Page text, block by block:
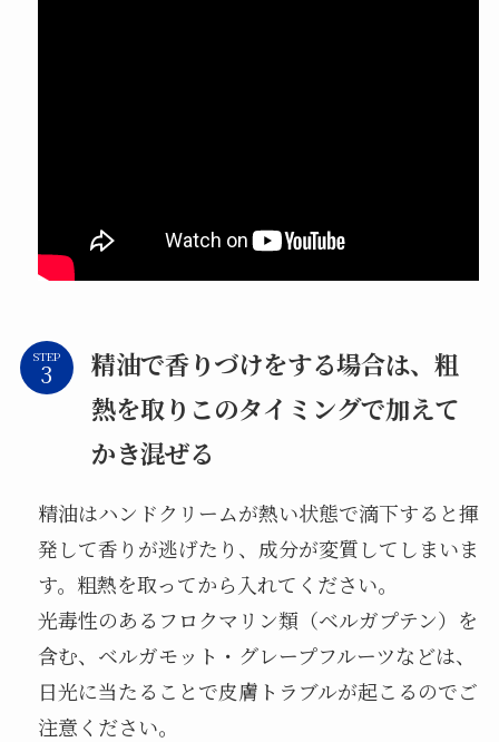
STEP
精油で香りづけをする場合は、粗
熱を取りこのタイミングで加えて
かき混ぜる
精油はハンドクリームが熱い状態で滴下すると揮
発して香りが逃げたり、成分が変質してしまいま
す。粗熱を取ってから入れてください。
光毒性のあるフロクマリン類（ベルガプテン）を
含む、ベルガモット・グレープフルーツなどは、
日光に当たることで皮膚トラブルが起こるのでご
注意ください。